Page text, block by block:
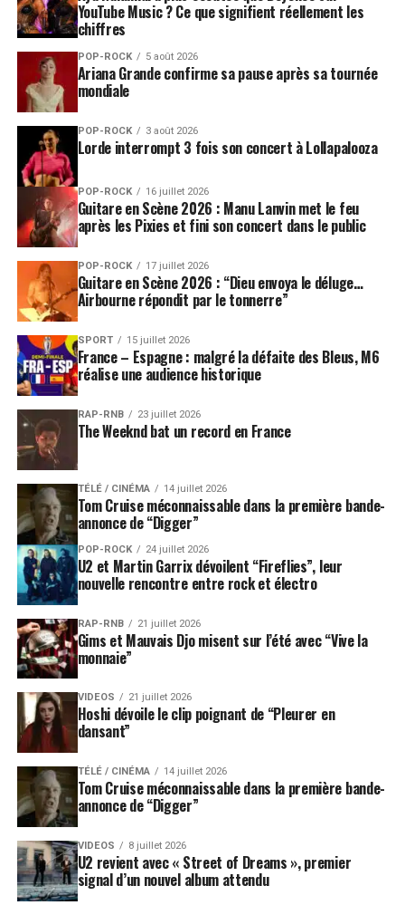
Toronto au centre du dispositif
Le lancement de“Iceman”a aussi pris une dimension
symbolique à Toronto. La ville natale de Drake a été
associée à plusieurs séquences spectaculaires, dont la
mise en lumière de laCN Tower
le front de mer. Ce n’est pas un détail. Depuis ses débuts,
Drake a fait de Toronto une partie intégrante de son
identité artistique. Il ne se contente pas de représenter
sa ville : il la met en scène comme un décor de pouvoir.
Ce lien territorial renforce l’impact de cette sortie.
Drake ne revient pas seul, il revient avec toute une
mythologie: sa ville, ses codes visuels, ses références,
ses relations, ses victoires et ses blessures. C’est aussi ce
qui explique la fidélité de son public. L’auditeur n’écoute
pas seulement des morceaux, il suit un personnage
installé depuis plus de quinze ans dans le récit du rap
mondial.
Un pari risqué, mais déjà
gagnant médiatiquement
Sortir trois albums en même temps reste un pari
dangereux. Le public peut se perdre. Certains titres
peuvent être noyés dans l’ensemble. Les critiques
peuvent reprocher à Drake de privilégier la quantité sur
la précision. Mais le rappeur canadien connaît
parfaitement les règles de l’époque. Il sait qu’une partie
de son audience consommera tout, classera tout,
commentera tout.
Avec“Iceman”,“Habibti” et“Maid of Honour”
ne cherche pas seulement à publier de nouveaux titres.
Il impose une séquence. Il force l’industrie hip-hop à
réagir, les plateformes à mettre ses morceaux en avant,
les fans à comparer les projets et ses rivaux à constater
son retour. La bataille ne fait que commencer, mais le
premier coup est spectaculaire.
LES ALBUMS DE DRAKE SONT DISPONIBLES ICI
YouTube Music ? Ce que signifient réellement les
chiffres
POP-ROCK 5 août 2026
Ariana Grande confirme sa pause après sa tournée
mondiale
POP-ROCK 3 août 2026
Lorde interrompt 3 fois son concert à Lollapalooza
POP-ROCK 16 juillet 2026
Guitare en Scène 2026 : Manu Lanvin met le feu
après les Pixies et fini son concert dans le public
POP-ROCK 17 juillet 2026
Guitare en Scène 2026 : “Dieu envoya le déluge…
Airbourne répondit par le tonnerre”
SPORT 15 juillet 2026
France – Espagne : malgré la défaite des Bleus, M6
réalise une audience historique
RAP-RNB 23 juillet 2026
The Weeknd bat un record en France
TÉLÉ / CINÉMA 14 juillet 2026
Tom Cruise méconnaissable dans la première bande-
annonce de “Digger”
POP-ROCK 24 juillet 2026
U2 et Martin Garrix dévoilent “Fireflies”, leur
nouvelle rencontre entre rock et électro
RAP-RNB 21 juillet 2026
Gims et Mauvais Djo misent sur l’été avec “Vive la
monnaie”
VIDEOS 21 juillet 2026
Hoshi dévoile le clip poignant de “Pleurer en
dansant”
TÉLÉ / CINÉMA 14 juillet 2026
Tom Cruise méconnaissable dans la première bande-
annonce de “Digger”
VIDEOS 8 juillet 2026
U2 revient avec « Street of Dreams », premier
signal d’un nouvel album attendu